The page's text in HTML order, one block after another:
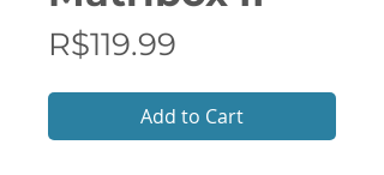
R$119.99
Add to Cart